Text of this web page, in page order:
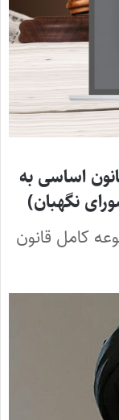
اساسی به
نگهبان)
كامل قانون